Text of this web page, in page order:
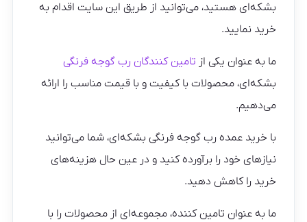
بشکه‌ای هستید، می‌توانید از طریق این سایت اقدام به
خرید نمایید.
ما به عنوان یکی از تامین کنندگان رب گوجه فرنگی
بشکه‌ای، محصولات با کیفیت و با قیمت مناسب را ارائه
می‌دهیم.
با خرید عمده رب گوجه فرنگی بشکه‌ای، شما می‌توانید
نیازهای خود را برآورده کنید و در عین حال هزینه‌های
خرید را کاهش دهید.
ما به عنوان تامین کننده، مجموعه‌ای از محصولات را با